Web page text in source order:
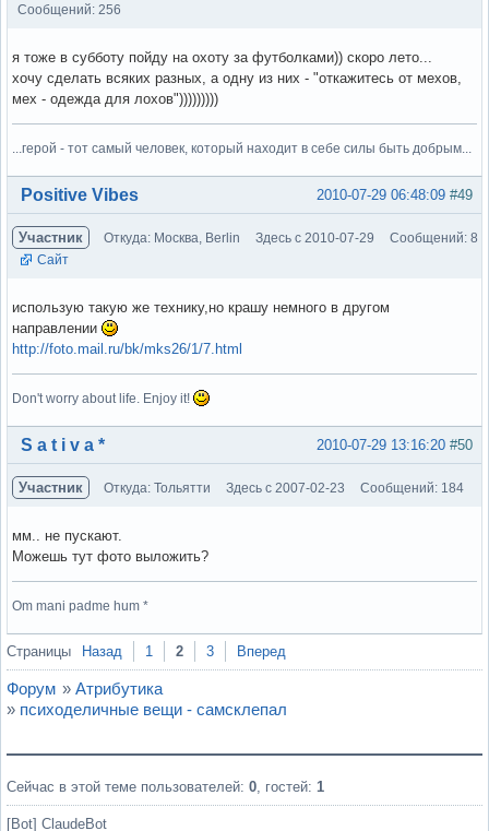
Сообщений: 256
я тоже в субботу пойду на охоту за футболками)) скоро лето...
хочу сделать всяких разных, а одну из них - "откажитесь от мехов,
мех - одежда для лохов")))))))))
...герой - тот самый человек, который находит в себе силы быть добрым...
Вне форума #49
2010-07-29 06:48:09
Positive Vibes
Участник Откуда: Москва, Berlin Здесь с 2010-07-29
Сообщений: 8
Сайт
использую такую же технику,но крашу немного в другом
направлении
http://foto.mail.ru/bk/mks26/1/7.html
Don't worry about life. Enjoy it!
Вне форума #50
2010-07-29 13:16:20
S a t i v a *
Участник Откуда: Тольятти Здесь с 2007-02-23 Сообщений: 184
мм.. не пускают.
Можешь тут фото выложить?
Om mani padme hum *
Вне форума
Страницы Назад 1 2 3 Вперед
Форум » Атрибутика
» психоделичные вещи - самсклепал
Сейчас в этой теме пользователей: 0 , гостей: 1
[Bot] ClaudeBot